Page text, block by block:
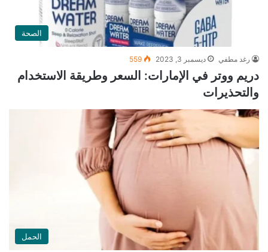
الصحة
رغد مطفي ديسمبر 3, 2023 559
دريم ووتر في الإمارات: السعر وطريقة الاستخدام
والتحذيرات
الحمل